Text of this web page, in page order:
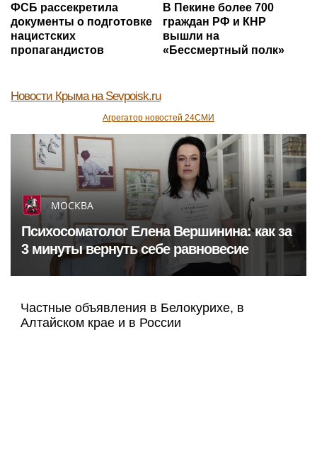
ФСБ рассекретила
документы о подготовке
нацистских
пропагандистов
В Пекине более 700
граждан РФ и КНР
вышли на
«Бессмертный полк»
Новости Крыма на Sevpoisk.ru
Агрегатор новостей 24СМИ
МОСКВА
Психосоматолог Елена Вершинина: как за
3 минуты вернуть себе равновесие
Частные объявления в Белокурихе, в
Алтайском крае и в России